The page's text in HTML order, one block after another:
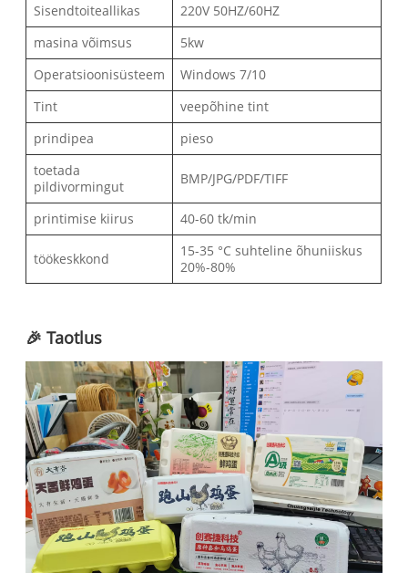
Sisendtoiteallikas
220V 50HZ/60HZ
masina võimsus
5kw
Operatsioonisüsteem
Windows 7/10
Tint
veepõhine tint
prindipea
pieso
toetada
pildivormingut
BMP/JPG/PDF/TIFF
printimise kiirus 40-60 tk/min
töökeskkond
15-35 °C suhteline õhuniiskus
20%-80%
🎉 Taotlus